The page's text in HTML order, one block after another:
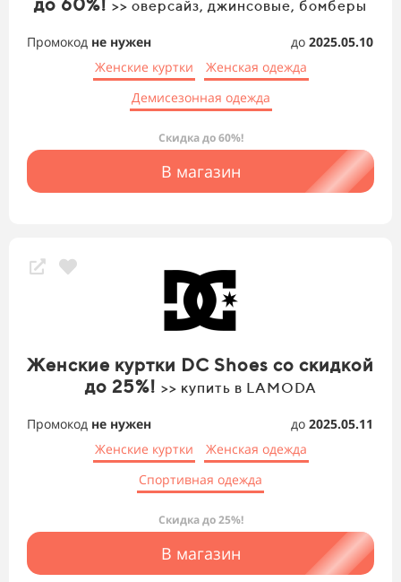
до 60%! >> оверсайз, джинсовые, бомберы
Промокод не нужен до 2025.05.10
Женские куртки
Женская одежда
Демисезонная одежда
Скидка до 60%!
В магазин
Женские куртки DC Shoes со скидкой
до 25%! >> купить в LAMODA
Промокод не нужен до 2025.05.11
Женские куртки
Женская одежда
Спортивная одежда
Скидка до 25%!
В магазин